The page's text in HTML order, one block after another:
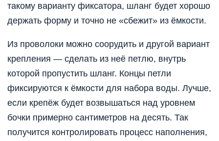
такому варианту фиксатора, шланг будет хорошо
держать форму и точно не «сбежит» из ёмкости.
Из проволоки можно соорудить и другой вариант
крепления — сделать из неё петлю, внутрь
которой пропустить шланг. Концы петли
фиксируются к ёмкости для набора воды. Лучше,
если крепёж будет возвышаться над уровнем
бочки примерно сантиметров на десять. Так
получится контролировать процесс наполнения,